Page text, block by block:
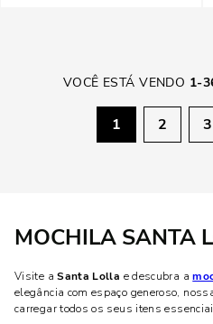
VOCÊ ESTÁ VENDO 1-
1 2 3
MOCHILA SANTA
Visite aSanta Lolla e descubra a
elegância com espaço generoso,
carregar todos os seus itens